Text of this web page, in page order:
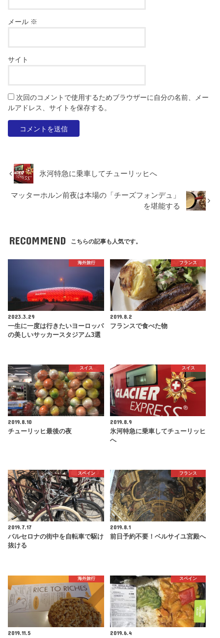
メール ※
サイト
次回のコメントで使用するためブラウザーに自分の名前、メー
ルアドレス、サイトを保存する。
氷河特急に乗車してチューリッヒへ
マッターホルン前夜は本場の「チーズフォンデュ」
を堪能する
RECOMMEND こちらの記事も人気です。
海外旅行
2023.3.29
一生に一度は行きたいヨーロッパ
の美しいサッカースタジアム3選
フランス
2019.8.2
フランスで食べた物
スイス
2019.8.10
チューリッヒ最後の夜
スイス
2019.8.9
氷河特急に乗車してチューリッヒ
へ
スペイン
2019.7.17
バルセロナの街中を自転車で駆け
抜ける
フランス
2019.8.1
前日予約不要！ベルサイユ宮殿へ
海外旅行
2019.11.5
スペイン
2019.6.4